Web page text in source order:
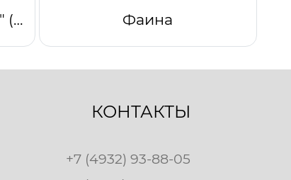
Наматрацник "Бамбук" (Тик) Фаина
КОНТАКТЫ
+7 (4932) 93-88-05